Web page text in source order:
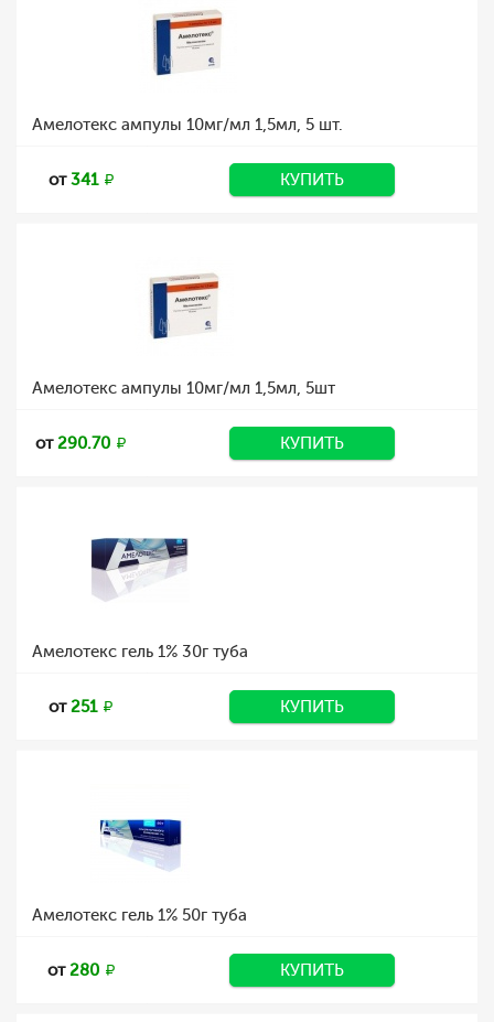
Амелотекс ампулы 10мг/мл 1,5мл, 5 шт.
от341 КУПИТЬ
Амелотекс ампулы 10мг/мл 1,5мл, 5шт
от290.70 КУПИТЬ
Амелотекс гель 1% 30г туба
от251 КУПИТЬ
Амелотекс гель 1% 50г туба
от280 КУПИТЬ